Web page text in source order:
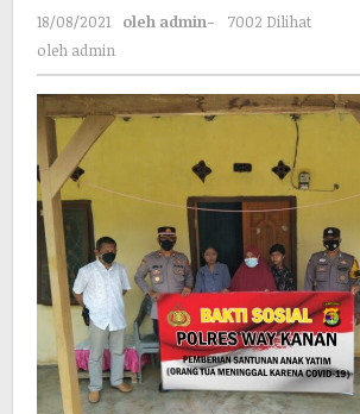
18/08/2021 oleh admin-
7002 Dilihat
oleh admin